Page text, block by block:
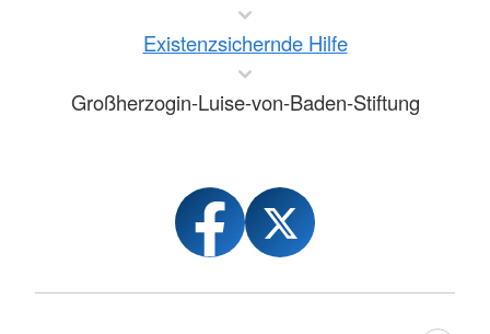
Existenzsichernde Hilfe
Großherzogin-Luise-von-Baden-Stiftung